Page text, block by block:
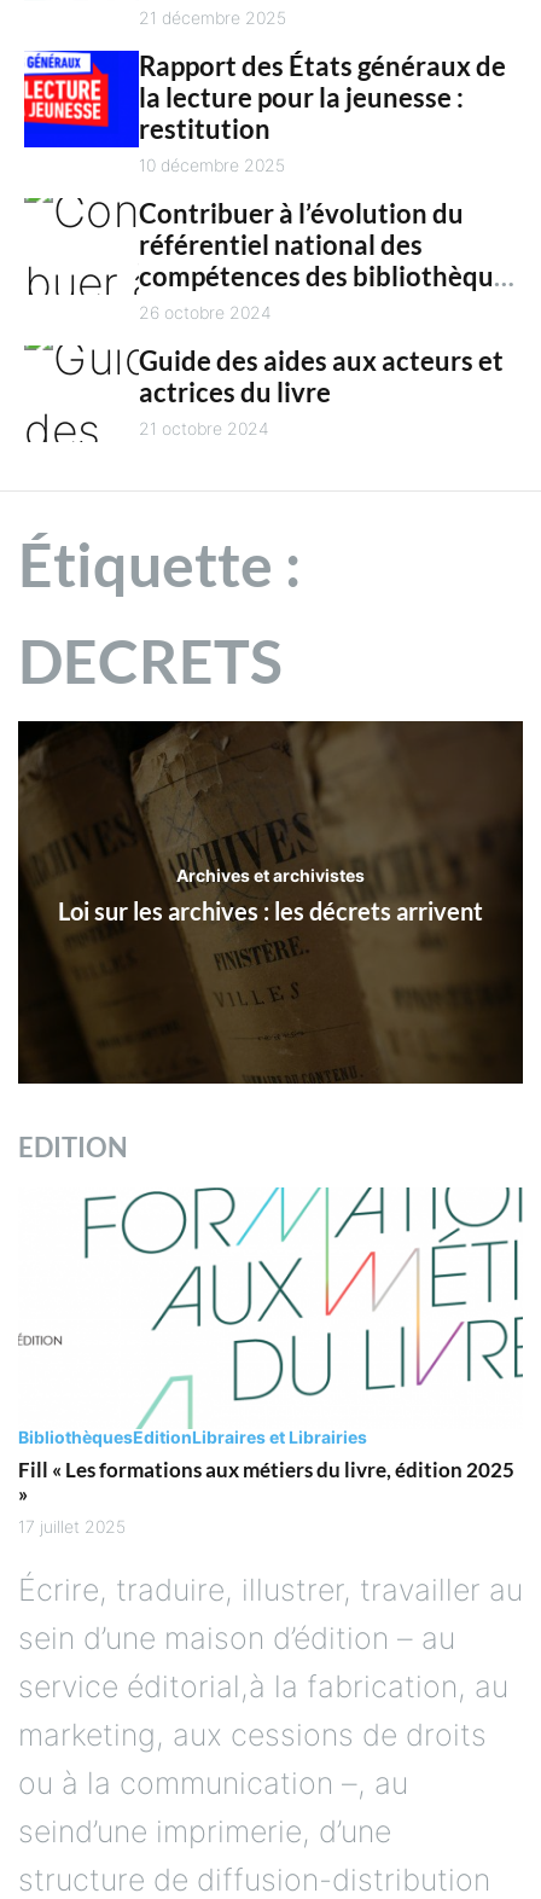
culture en 2025
21 décembre 2025
Rapport des États généraux de
la lecture pour la jeunesse :
restitution
10 décembre 2025
Contribuer à l’évolution du
référentiel national des
compétences des bibliothèques
territoriales
26 octobre 2024
Guide des aides aux acteurs et
actrices du livre
21 octobre 2024
Étiquette :
DECRETS
Archives et archivistes
Loi sur les archives : les décrets arrivent
EDITION
BibliothèquesEditionLibraires et Librairies
Fill « Les formations aux métiers du livre, édition 2025
»
17 juillet 2025
Écrire, traduire, illustrer, travailler au
sein d’une maison d’édition – au
service éditorial,à la fabrication, au
marketing, aux cessions de droits
ou à la communication –, au
seind’une imprimerie, d’une
structure de diffusion-distribution